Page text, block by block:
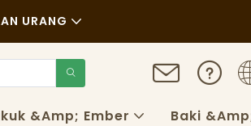
URANG
&amp; Ember Baki